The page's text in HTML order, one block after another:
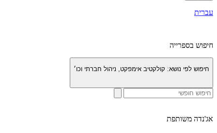
עברית
חיפוש בספרייה
חיפוש לפי נושא: קולקטיב אימפקט, ניהול חברתי וכו׳
אג'נדה משותפת